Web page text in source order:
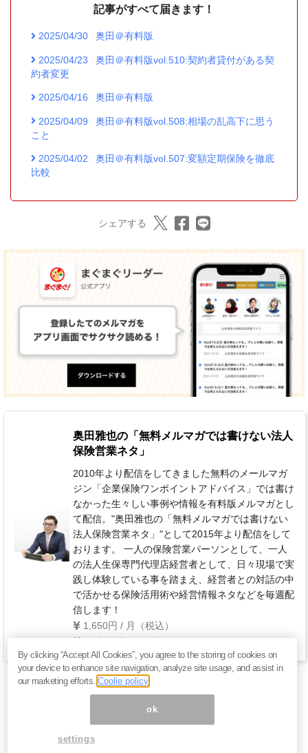
記事がすべて届きます！
2025/04/30 奥田＠有料版
2025/04/23
奥田＠有料版vol.510:契約者貸付がある契
約者変更
2025/04/16 奥田＠有料版
2025/04/09
奥田＠有料版vol.508:相場の乱高下に思う
こと
2025/04/02
奥田＠有料版vol.507:変額定期保険を徹底
比較
シェアする
奥田雅也の「無料メルマガでは書けない法人
保険営業ネタ」
2010年より配信をしてきました無料のメールマガ
ジン「企業保険ワンポイントアドバイス」では書け
なかった生々しい事例や情報を有料版メルマガとし
て配信。"奥田雅也の「無料メルマガでは書けない
法人保険営業ネタ」"として2015年より配信をして
おります。 一人の保険営業パーソンとして、一人
の法人生保専門代理店経営者として、日々現場で実
践し体験している事を踏まえ、経営者との対話の中
で活かせる保険活用術や経営情報ネタなどを毎週配
信します！
1,650円 / 月（税込）
By clicking “Accept All Cookies”, you agree to the storing of cookies on
your device to enhance site navigation, analyze site usage, and assist in
our marketing efforts.Coolie policy
ok
settings